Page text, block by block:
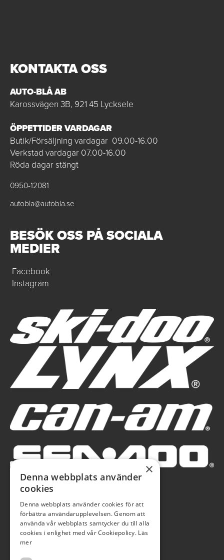
KONTAKTA OSS
AUTO-BLÅ AB
Karossvägen 3B, 921 45 Lycksele
ÖPPETTIDER VARDAGAR
Butik/Försäljning vardagar 09.00-16.00
Verkstad vardagar 07.00-16.00
Röda dagar stängt
0950-12081
autobla@autobla.se
BESÖK OSS PÅ SOCIALA
MEDIER
Facebook
Instagram
×
Denna webbplats använder
cookies
Denna webbplats använder cookies för att
förbättra användarupplevelsen. Genom att
använda vår webbplats samtycker du till alla
cookies i enlighet med vår Cookiepolicy. Läs
mer